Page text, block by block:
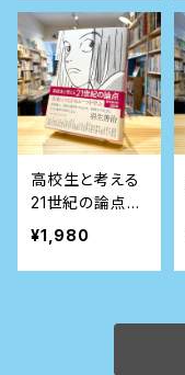
高校生と考える
21世紀の論点
(桐光学園大学
訪問授業)
¥1,980